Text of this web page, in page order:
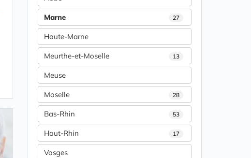
Marne 27
Haute-Marne
Meurthe-et-Moselle 13
Meuse
Moselle 28
Bas-Rhin 53
Haut-Rhin 17
Vosges